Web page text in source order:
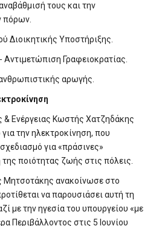
τους και την
πόρων.
Διοικητικής Υποστήριξης.
Γραφειοκρατίας.
αρωγής.
& Ενέργειας Κωστής Χατζηδάκης
την ηλεκτροκίνηση, που
για «πράσινες»
της ποιότητας ζωής στις πόλεις.
ανακοίνωσε στο
να παρουσιάσει αυτή τη
με την ηγεσία του υπουργείου «με
Περιβάλλοντος στις 5 Ιουνίου